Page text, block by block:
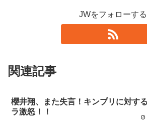
JWをフォローする
関連記事
櫻井翔、また失言！キンプリに対す
ラ激怒！！